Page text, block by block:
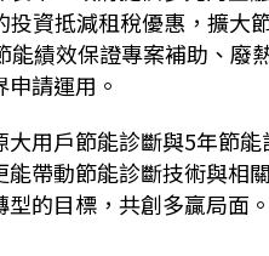
資抵減租稅優惠，擴大
能績效保證專案補助、廢
請運用。
用戶節能診斷與5年節
能帶動節能診斷技術與相
的目標，共創多贏局面